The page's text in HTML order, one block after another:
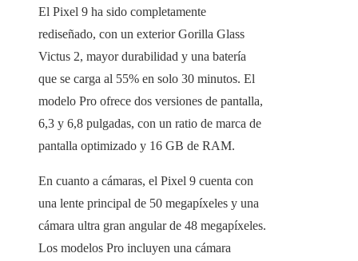
El Pixel 9 ha sido completamente
rediseñado, con un exterior Gorilla Glass
Victus 2, mayor durabilidad y una batería
que se carga al 55% en solo 30 minutos. El
modelo Pro ofrece dos versiones de pantalla,
6,3 y 6,8 pulgadas, con un ratio de marca de
pantalla optimizado y 16 GB de RAM.
En cuanto a cámaras, el Pixel 9 cuenta con
una lente principal de 50 megapíxeles y una
cámara ultra gran angular de 48 megapíxeles.
Los modelos Pro incluyen una cámara